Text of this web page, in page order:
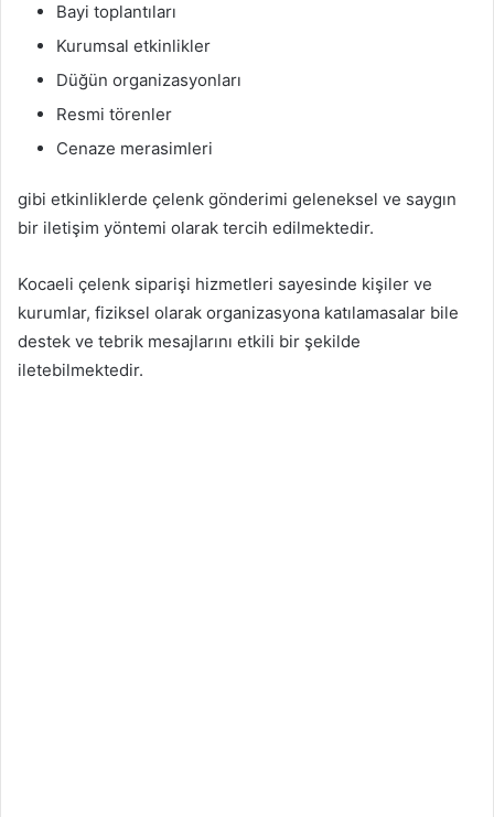
Bayi toplantıları
Kurumsal etkinlikler
Düğün organizasyonları
Resmi törenler
Cenaze merasimleri
gibi etkinliklerde çelenk gönderimi geleneksel ve saygın
bir iletişim yöntemi olarak tercih edilmektedir.
Kocaeli çelenk siparişi hizmetleri sayesinde kişiler ve
kurumlar, fiziksel olarak organizasyona katılamasalar bile
destek ve tebrik mesajlarını etkili bir şekilde
iletebilmektedir.